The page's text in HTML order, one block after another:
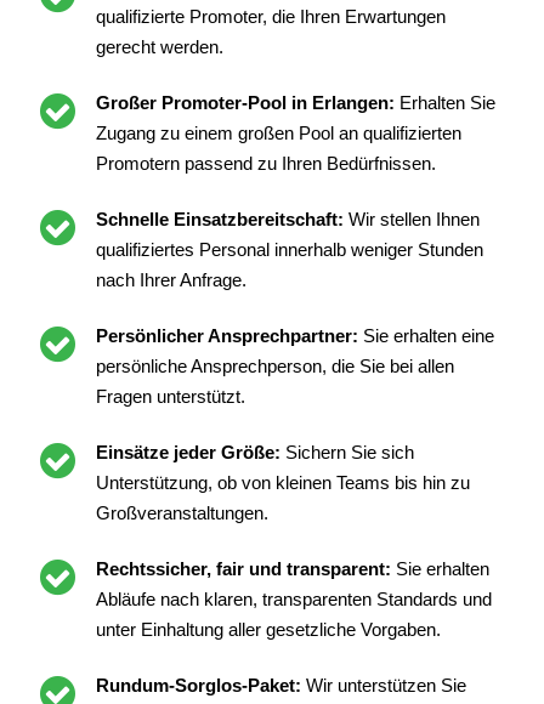
qualifizierte Promoter, die Ihren Erwartungen
gerecht werden.
Großer Promoter-Pool in Erlangen: Erhalten Sie
Zugang zu einem großen Pool an qualifizierten
Promotern passend zu Ihren Bedürfnissen.
Schnelle Einsatzbereitschaft: Wir stellen Ihnen
qualifiziertes Personal innerhalb weniger Stunden
nach Ihrer Anfrage.
Persönlicher Ansprechpartner: Sie erhalten eine
persönliche Ansprechperson, die Sie bei allen
Fragen unterstützt.
Einsätze jeder Größe: Sichern Sie sich
Unterstützung, ob von kleinen Teams bis hin zu
Großveranstaltungen.
Rechtssicher, fair und transparent: Sie erhalten
Abläufe nach klaren, transparenten Standards und
unter Einhaltung aller gesetzliche Vorgaben.
Rundum-Sorglos-Paket: Wir unterstützen Sie